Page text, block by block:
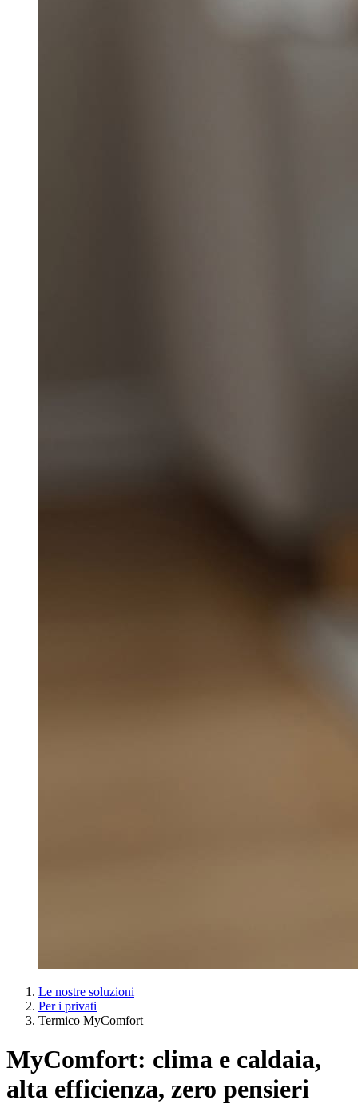
Le nostre soluzioni
Per i privati
Termico MyComfort
MyComfort: clima e caldaia,
alta efficienza, zero pensieri